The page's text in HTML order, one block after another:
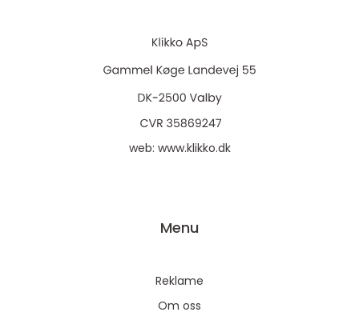
web: www.klikko.dk
Menu
Reklame
Om oss